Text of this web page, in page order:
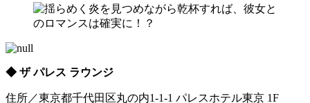
◆ ザ パレス ラウンジ
住所／東京都千代田区丸の内1-1-1 パレスホテル東京 1F